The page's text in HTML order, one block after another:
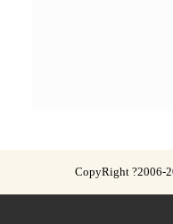
CopyRight ?2006-